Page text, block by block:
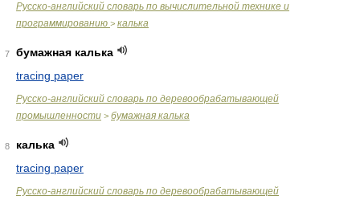
Русско-английский словарь по вычислительной технике и
программированию > калька
7
бумажная калька
tracing paper
Русско-английский словарь по деревообрабатывающей
промышленности > бумажная калька
8
калька
tracing paper
Русско-английский словарь по деревообрабатывающей